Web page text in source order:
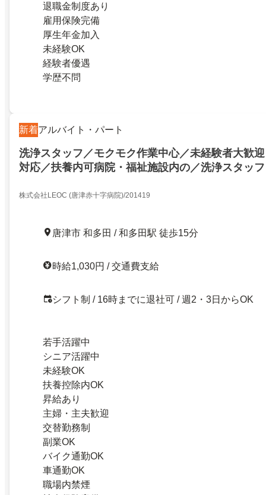
退職金制度あり
雇用保険完備
厚生年金加入
未経験OK
経験者優遇
学歴不問
新着アルバイト・パート
洗浄スタッフ／モクモク作業中心／未経験者大歓
対応／扶養内可病院・福祉施設内の／洗浄スタッフ
株式会社LEOC (唐津赤十字病院)/201419
唐津市 和多田 / 和多田駅 徒歩15分
時給1,030円 / 交通費支給
シフト制 / 16時までに退社可 / 週2・3日からOK
若手活躍中
シニア活躍中
未経験OK
扶養控除内OK
昇給あり
主婦・主夫歓迎
交替勤務制
副業OK
バイク通勤OK
車通勤OK
職場内禁煙